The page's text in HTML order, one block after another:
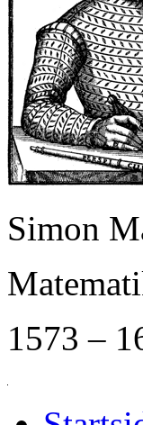
Simon
1573 –